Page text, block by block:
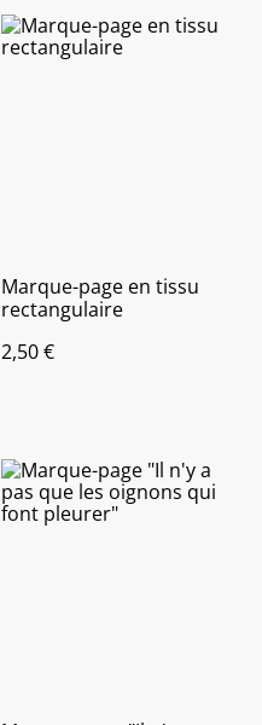
Marque-page en tissu
rectangulaire
2,50 €